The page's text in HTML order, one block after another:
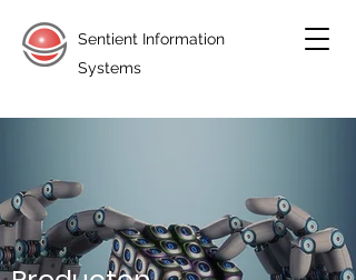
Sentient Information
Systems